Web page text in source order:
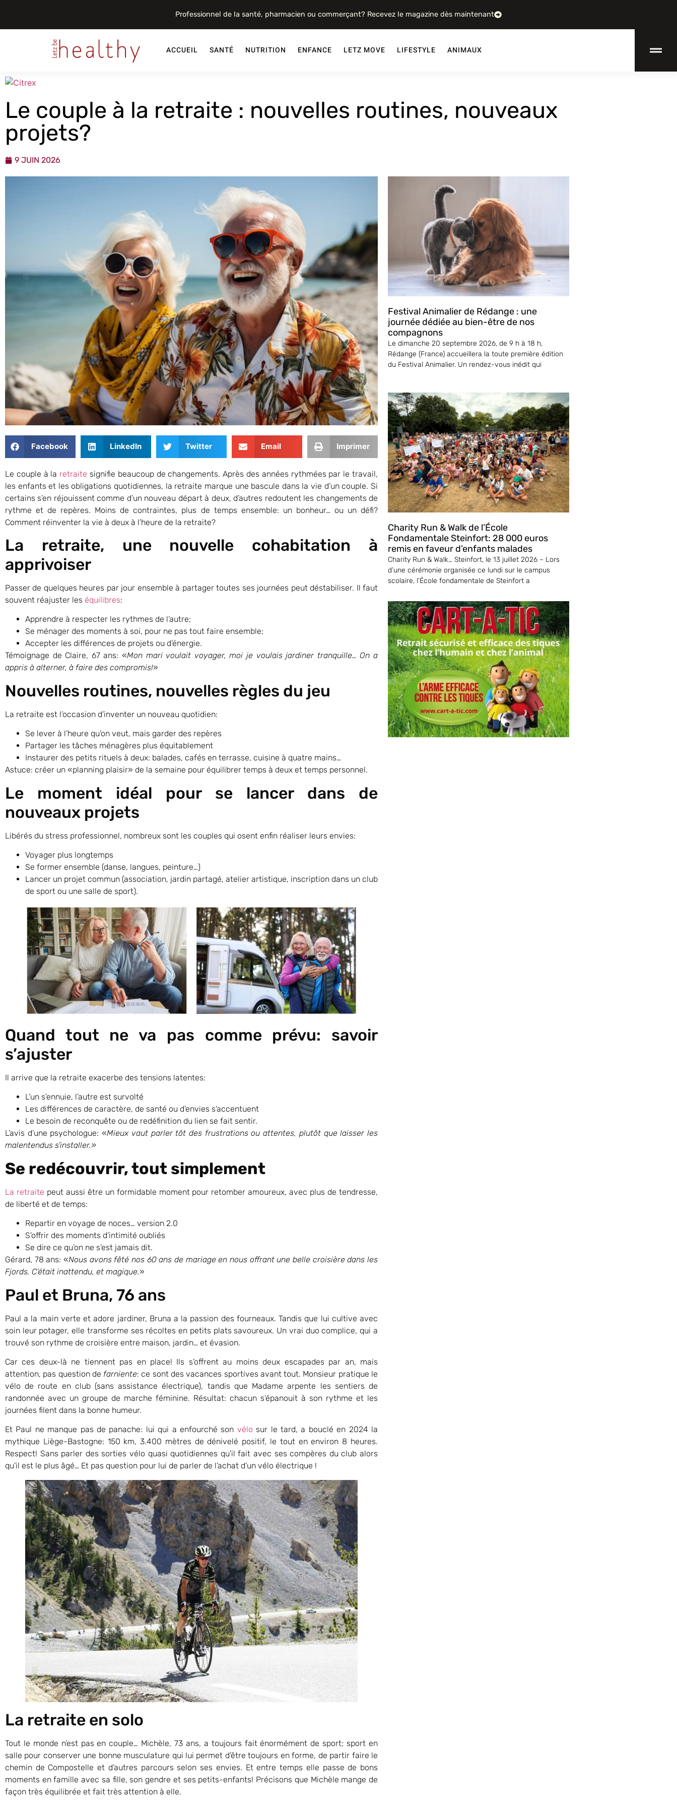
Professionnel de la santé, pharmacien ou commerçant? Recevez le magazine dès maintenant
ACCUEIL SANTÉ NUTRITION ENFANCE LETZ MOVE LIFESTYLE ANIMAUX
Le couple à la retraite : nouvelles routines, nouveaux
projets?
9 JUIN 2026
Facebook LinkedIn Twitter Email Imprimer
Le couple à la retraite signifie beaucoup de changements. Après des années rythmées par le travail,
les enfants et les obligations quotidiennes, la retraite marque une bascule dans la vie d’un couple. Si
certains s’en réjouissent comme d’un nouveau départ à deux, d’autres redoutent les changements de
rythme et de repères. Moins de contraintes, plus de temps ensemble: un bonheur… ou un défi?
Comment réinventer la vie à deux à l’heure de la retraite?
La retraite, une nouvelle cohabitation à
apprivoiser
Passer de quelques heures par jour ensemble à partager toutes ses journées peut déstabiliser. Il faut
souvent réajuster les équilibres:
Apprendre à respecter les rythmes de l’autre;
Se ménager des moments à soi, pour ne pas tout faire ensemble;
Accepter les différences de projets ou d’énergie.
Témoignage de Claire, 67 ans: «Mon mari voulait voyager, moi je voulais jardiner tranquille… On a
appris à alterner, à faire des compromis!»
Nouvelles routines, nouvelles règles du jeu
La retraite est l’occasion d’inventer un nouveau quotidien:
Se lever à l’heure qu’on veut, mais garder des repères
Partager les tâches ménagères plus équitablement
Instaurer des petits rituels à deux: balades, cafés en terrasse, cuisine à quatre mains…
Astuce: créer un «planning plaisir» de la semaine pour équilibrer temps à deux et temps personnel.
Le moment idéal pour se lancer dans de
nouveaux projets
Libérés du stress professionnel, nombreux sont les couples qui osent enfin réaliser leurs envies:
Voyager plus longtemps
Se former ensemble (danse, langues, peinture…)
Lancer un projet commun (association, jardin partagé, atelier artistique, inscription dans un club
de sport ou une salle de sport).
Quand tout ne va pas comme prévu: savoir
s’ajuster
Il arrive que la retraite exacerbe des tensions latentes:
L’un s’ennuie, l’autre est survolté
Les différences de caractère, de santé ou d’envies s’accentuent
Le besoin de reconquête ou de redéfinition du lien se fait sentir.
L’avis d’une psychologue: «Mieux vaut parler tôt des frustrations ou attentes, plutôt que laisser les
malentendus s’installer.»
Se redécouvrir, tout simplement
La retraite peut aussi être un formidable moment pour retomber amoureux, avec plus de tendresse,
de liberté et de temps:
Repartir en voyage de noces… version 2.0
S’offrir des moments d’intimité oubliés
Se dire ce qu’on ne s’est jamais dit.
Gérard, 78 ans: «Nous avons fêté nos 60 ans de mariage en nous offrant une belle croisière dans les
Fjords. C’était inattendu, et magique.»
Paul et Bruna, 76 ans
Paul a la main verte et adore jardiner, Bruna a la passion des fourneaux. Tandis que lui cultive avec
soin leur potager, elle transforme ses récoltes en petits plats savoureux. Un vrai duo complice, qui a
trouvé son rythme de croisière entre maison, jardin… et évasion.
Car ces deux-là ne tiennent pas en place! Ils s’offrent au moins deux escapades par an, mais
attention, pas question de farniente: ce sont des vacances sportives avant tout. Monsieur pratique le
vélo de route en club (sans assistance électrique), tandis que Madame arpente les sentiers de
randonnée avec un groupe de marche féminine. Résultat: chacun s’épanouit à son rythme et les
journées filent dans la bonne humeur.
Et Paul ne manque pas de panache: lui qui a enfourché son vélo sur le tard, a bouclé en 2024 la
mythique Liège-Bastogne: 150 km, 3.400 mètres de dénivelé positif, le tout en environ 8 heures.
Respect! Sans parler des sorties vélo quasi quotidiennes qu’il fait avec ses compères du club alors
qu’il est le plus âgé… Et pas question pour lui de parler de l’achat d’un vélo électrique !
La retraite en solo
Tout le monde n’est pas en couple… Michèle, 73 ans, a toujours fait énormément de sport; sport en
salle pour conserver une bonne musculature qui lui permet d’être toujours en forme, de partir faire le
chemin de Compostelle et d’autres parcours selon ses envies. Et entre temps elle passe de bons
moments en famille avec sa fille, son gendre et ses petits-enfants! Précisons que Michèle mange de
façon très équilibrée et fait très attention à elle.
Festival Animalier de Rédange : une
journée dédiée au bien-être de nos
compagnons
Le dimanche 20 septembre 2026, de 9 h à 18 h,
Rédange (France) accueillera la toute première édition
du Festival Animalier. Un rendez-vous inédit qui
Charity Run & Walk de l’École
Fondamentale Steinfort: 28 000 euros
remis en faveur d’enfants malades
Charity Run & Walk… Steinfort, le 13 juillet 2026 – Lors
d’une cérémonie organisée ce lundi sur le campus
scolaire, l’École fondamentale de Steinfort a